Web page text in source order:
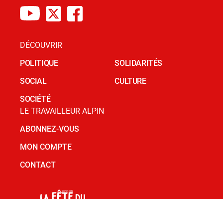
DÉCOUVRIR
POLITIQUE
SOCIAL
SOCIÉTÉ
SOLIDARITÉS
CULTURE
LE TRAVAILLEUR ALPIN
ABONNEZ-VOUS
MON COMPTE
CONTACT